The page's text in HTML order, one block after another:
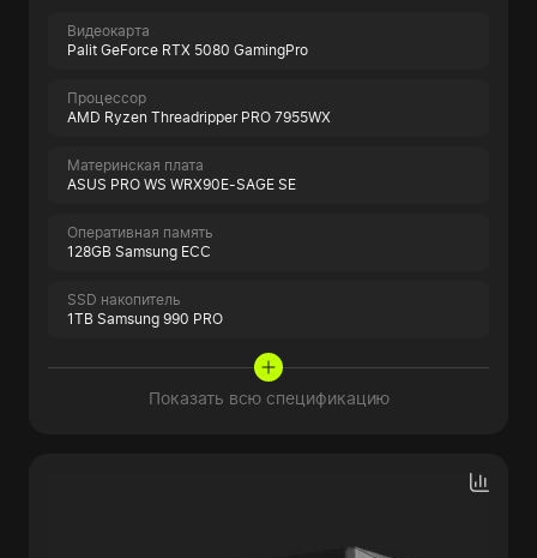
Видеокарта
Palit GeForce RTX 5080 GamingPro
Процессор
AMD Ryzen Threadripper PRO 7955WX
Материнская плата
ASUS PRO WS WRX90E-SAGE SE
Оперативная память
128GB Samsung ECC
SSD накопитель
1TB Samsung 990 PRO
Показать всю спецификацию